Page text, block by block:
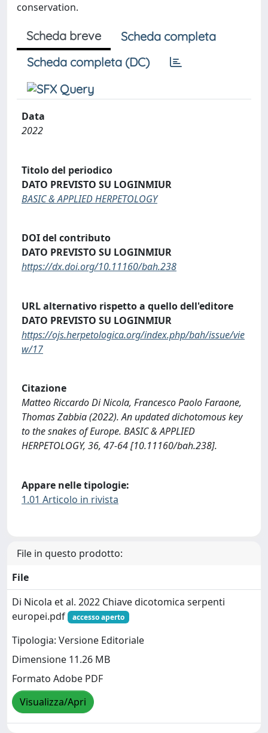
conservation.
Scheda breve
Scheda completa
Scheda completa (DC)
Data
2022
Titolo del periodico
DATO PREVISTO SU LOGINMIUR
BASIC & APPLIED HERPETOLOGY
DOI del contributo
DATO PREVISTO SU LOGINMIUR
https://dx.doi.org/10.11160/bah.238
URL alternativo rispetto a quello dell'editore
DATO PREVISTO SU LOGINMIUR
https://ojs.herpetologica.org/index.php/bah/issue/vie
w/17
Citazione
Matteo Riccardo Di Nicola, Francesco Paolo Faraone,
Thomas Zabbia (2022). An updated dichotomous key
to the snakes of Europe. BASIC & APPLIED
HERPETOLOGY, 36, 47-64 [10.11160/bah.238].
Appare nelle tipologie:
1.01 Articolo in rivista
File in questo prodotto:
File
Di Nicola et al. 2022 Chiave dicotomica serpenti
europei.pdf
accesso aperto
Tipologia: Versione Editoriale
Dimensione 11.26 MB
Formato Adobe PDF
Visualizza/Apri